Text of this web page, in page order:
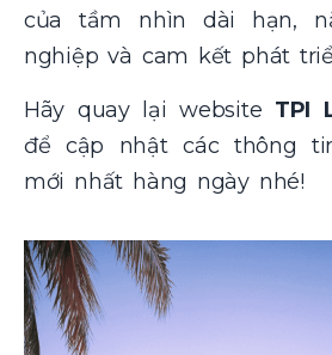
của tầm nhìn dài hạn,
nghiệp và cam kết phát
Hãy quay lại website TPI
để cập nhật các thông
mới nhất hàng ngày nhé!